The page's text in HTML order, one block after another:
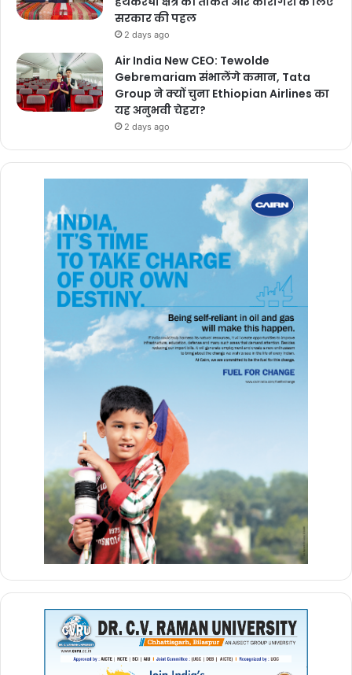
सरकार की पहल
2 days ago
Air India New CEO: Tewolde
Gebremariam संभालेंगे कमान, Tata
Group ने क्यों चुना Ethiopian Airlines का
यह अनुभवी चेहरा?
2 days ago